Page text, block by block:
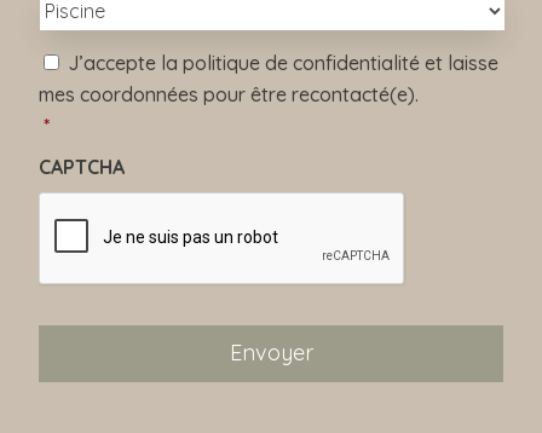
e
*
*
R
G
P
D
J’accepte la politique de confidentialité et laisse
mes coordonnées pour être recontacté(e).
*
CAPTCHA